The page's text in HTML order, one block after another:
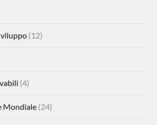
(12)
(4)
Mondiale (24)